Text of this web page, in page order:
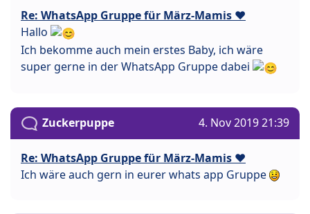
Re: WhatsApp Gruppe für März-Mamis ❤️
Hallo
Ich bekomme auch mein erstes Baby, ich wäre
super gerne in der WhatsApp Gruppe dabei
Zuckerpuppe 4. Nov 2019 21:39
Re: WhatsApp Gruppe für März-Mamis ❤️
Ich wäre auch gern in eurer whats app Gruppe